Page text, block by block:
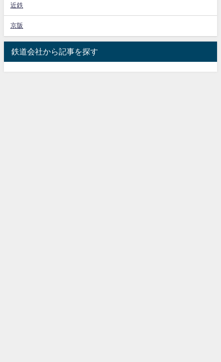
近鉄
京阪
鉄道会社から記事を探す